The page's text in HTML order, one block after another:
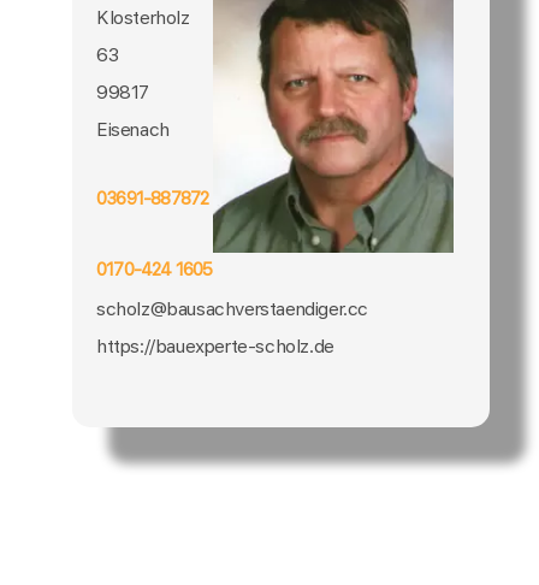
Klosterholz
63
99817
Eisenach
03691-887872
0170-424 1605
scholz@bausachverstaendiger.cc
https://bauexperte-scholz.de